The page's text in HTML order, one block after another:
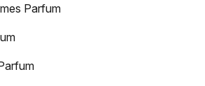
Parfum